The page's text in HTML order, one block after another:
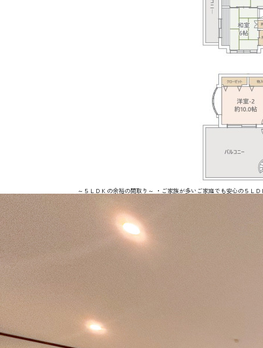
～５ＬＤＫの余裕の間取り～ ・ご家族が多いご家庭でも安心の５Ｌ